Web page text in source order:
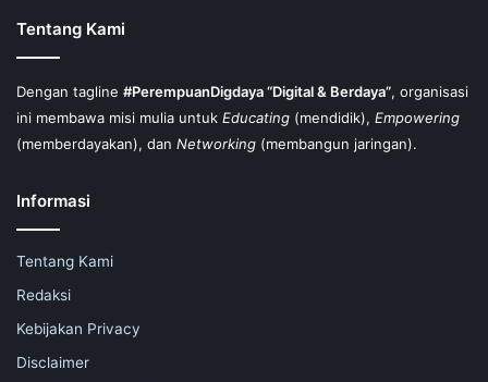
Tentang Kami
Dengan tagline #PerempuanDigdaya “Digital & Berdaya”, organisasi
ini membawa misi mulia untuk Educating (mendidik), Empowering
(memberdayakan), dan Networking (membangun jaringan).
Informasi
Tentang Kami
Redaksi
Kebijakan Privacy
Disclaimer